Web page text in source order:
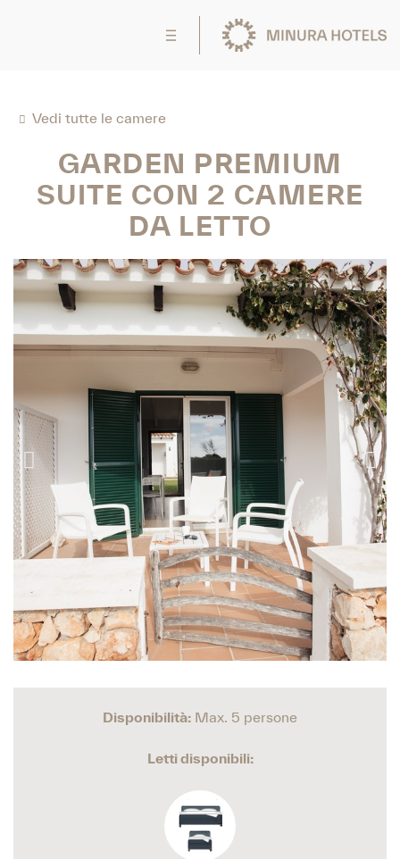
Vedi tutte le camere
GARDEN PREMIUM
SUITE CON 2 CAMERE
DA LETTO
Disponibilità: Max. 5 persone
Letti disponibili: